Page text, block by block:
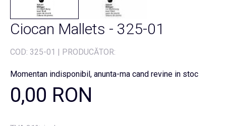
Ciocan Mallets - 325-01
COD: 325-01 | PRODUCĂTOR:
Momentan indisponibil, anunta-ma cand revine in stoc
0,00 RON